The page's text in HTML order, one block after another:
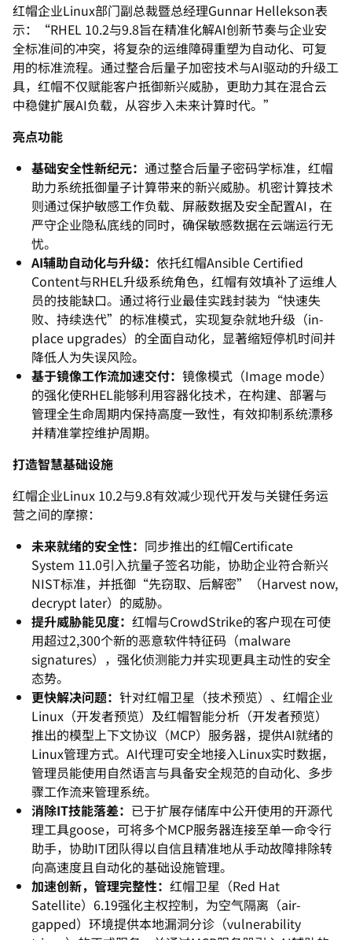
红帽企业Linux部门副总裁暨总经理Gunnar Hellekson表
示：“RHEL 10.2与9.8旨在精准化解AI创新节奏与企业安
全标准间的冲突，将复杂的运维障碍重塑为自动化、可复
用的标准流程。 通过整合后量子加密技术与AI驱动的升级工
具， 红帽不仅赋能客户抵御新兴威胁，更助力其在混合云
中稳健扩展AI负载，从容步入未来计算时代。”
亮点功能
基础安全性新纪元： 通过整合后量子密码学标准， 红帽
助力系统抵御量子计算带来的新兴威胁。 机密计算技术
则通过保护敏感工作负载、屏蔽数据及安全配置AI， 在
严守企业隐私底线的同时，确保敏感数据在云端运行无
忧。
AI辅助自动化与升级： 依托红帽Ansible Certified
Content与RHEL升级系统角色， 红帽有效填补了运维人
员的技能缺口。通过将行业最佳实践封装为“快速失
败、持续迭代”的标准模式，实现复杂就地升级（in-
place upgrades）的全面自动化， 显著缩短停机时间并
降低人为失误风险。
基于镜像工作流加速交付： 镜像模式（Image mode）
的强化使RHEL能够利用容器化技术，在构建、 部署与
管理全生命周期内保持高度一致性， 有效抑制系统漂移
并精准掌控维护周期。
打造智慧基础设施
红帽企业Linux 10.2与9.8有效减少现代开发与关键任务运
营之间的摩擦：
未来就绪的安全性： 同步推出的红帽Certificate
System 11.0引入抗量子签名功能，协助企业符合新兴
NIST标准， 并抵御“先窃取、后解密”（Harvest now,
decrypt later）的威胁。
提升威胁能见度： 红帽与CrowdStrike的客户现在可使
用超过2,300个新的恶意软件特征码（malware
signatures）， 强化侦测能力并实现更具主动性的安全
态势。
更快解决问题： 针对红帽卫星（技术预览）、红帽企业
Linux（开发者预览）及红帽智能分析（开发者预览）
推出的模型上下文协议（MCP）服务器，提供AI就绪的
Linux管理方式。AI代理可安全地接入Linux实时数据，
管理员能使用自然语言与具备安全规范的自动化、 多步
骤工作流来管理系统。
消除IT技能落差： 已于扩展存储库中公开使用的开源代
理工具goose，可将多个MCP服务器连接至单一命令行
助手，协助IT团队得以自信且精准地从手动故障排除转
向高速度且自动化的基础设施管理。
加速创新，管理完整性： 红帽卫星（Red Hat
Satellite）6.19强化主权控制，为空气隔离（air-
gapped）环境提供本地漏洞分诊（vulnerability